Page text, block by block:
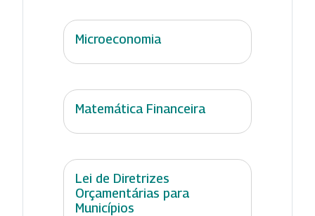
Microeconomia
Matemática Financeira
Lei de Diretrizes
Orçamentárias para
Municípios